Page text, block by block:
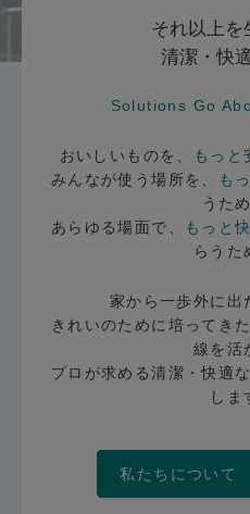
それ以上を
清潔・快
Solutions Go
おいしいものを、 もっと
みんなが使う場所を、
も
うた
あらゆる場面で、
もっと
らうた
家から一歩外に出
きれいのために培ってき
線を活
プロが求める清潔・快適
しま
私たちに